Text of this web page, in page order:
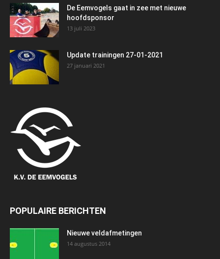
De Eemvogels gaat in zee met nieuwe
hoofdsponsor
13 juli 2023
Update trainingen 27-01-2021
27 januari 2021
POPULAIRE BERICHTEN
Nieuwe veldafmetingen
14 augustus 2014